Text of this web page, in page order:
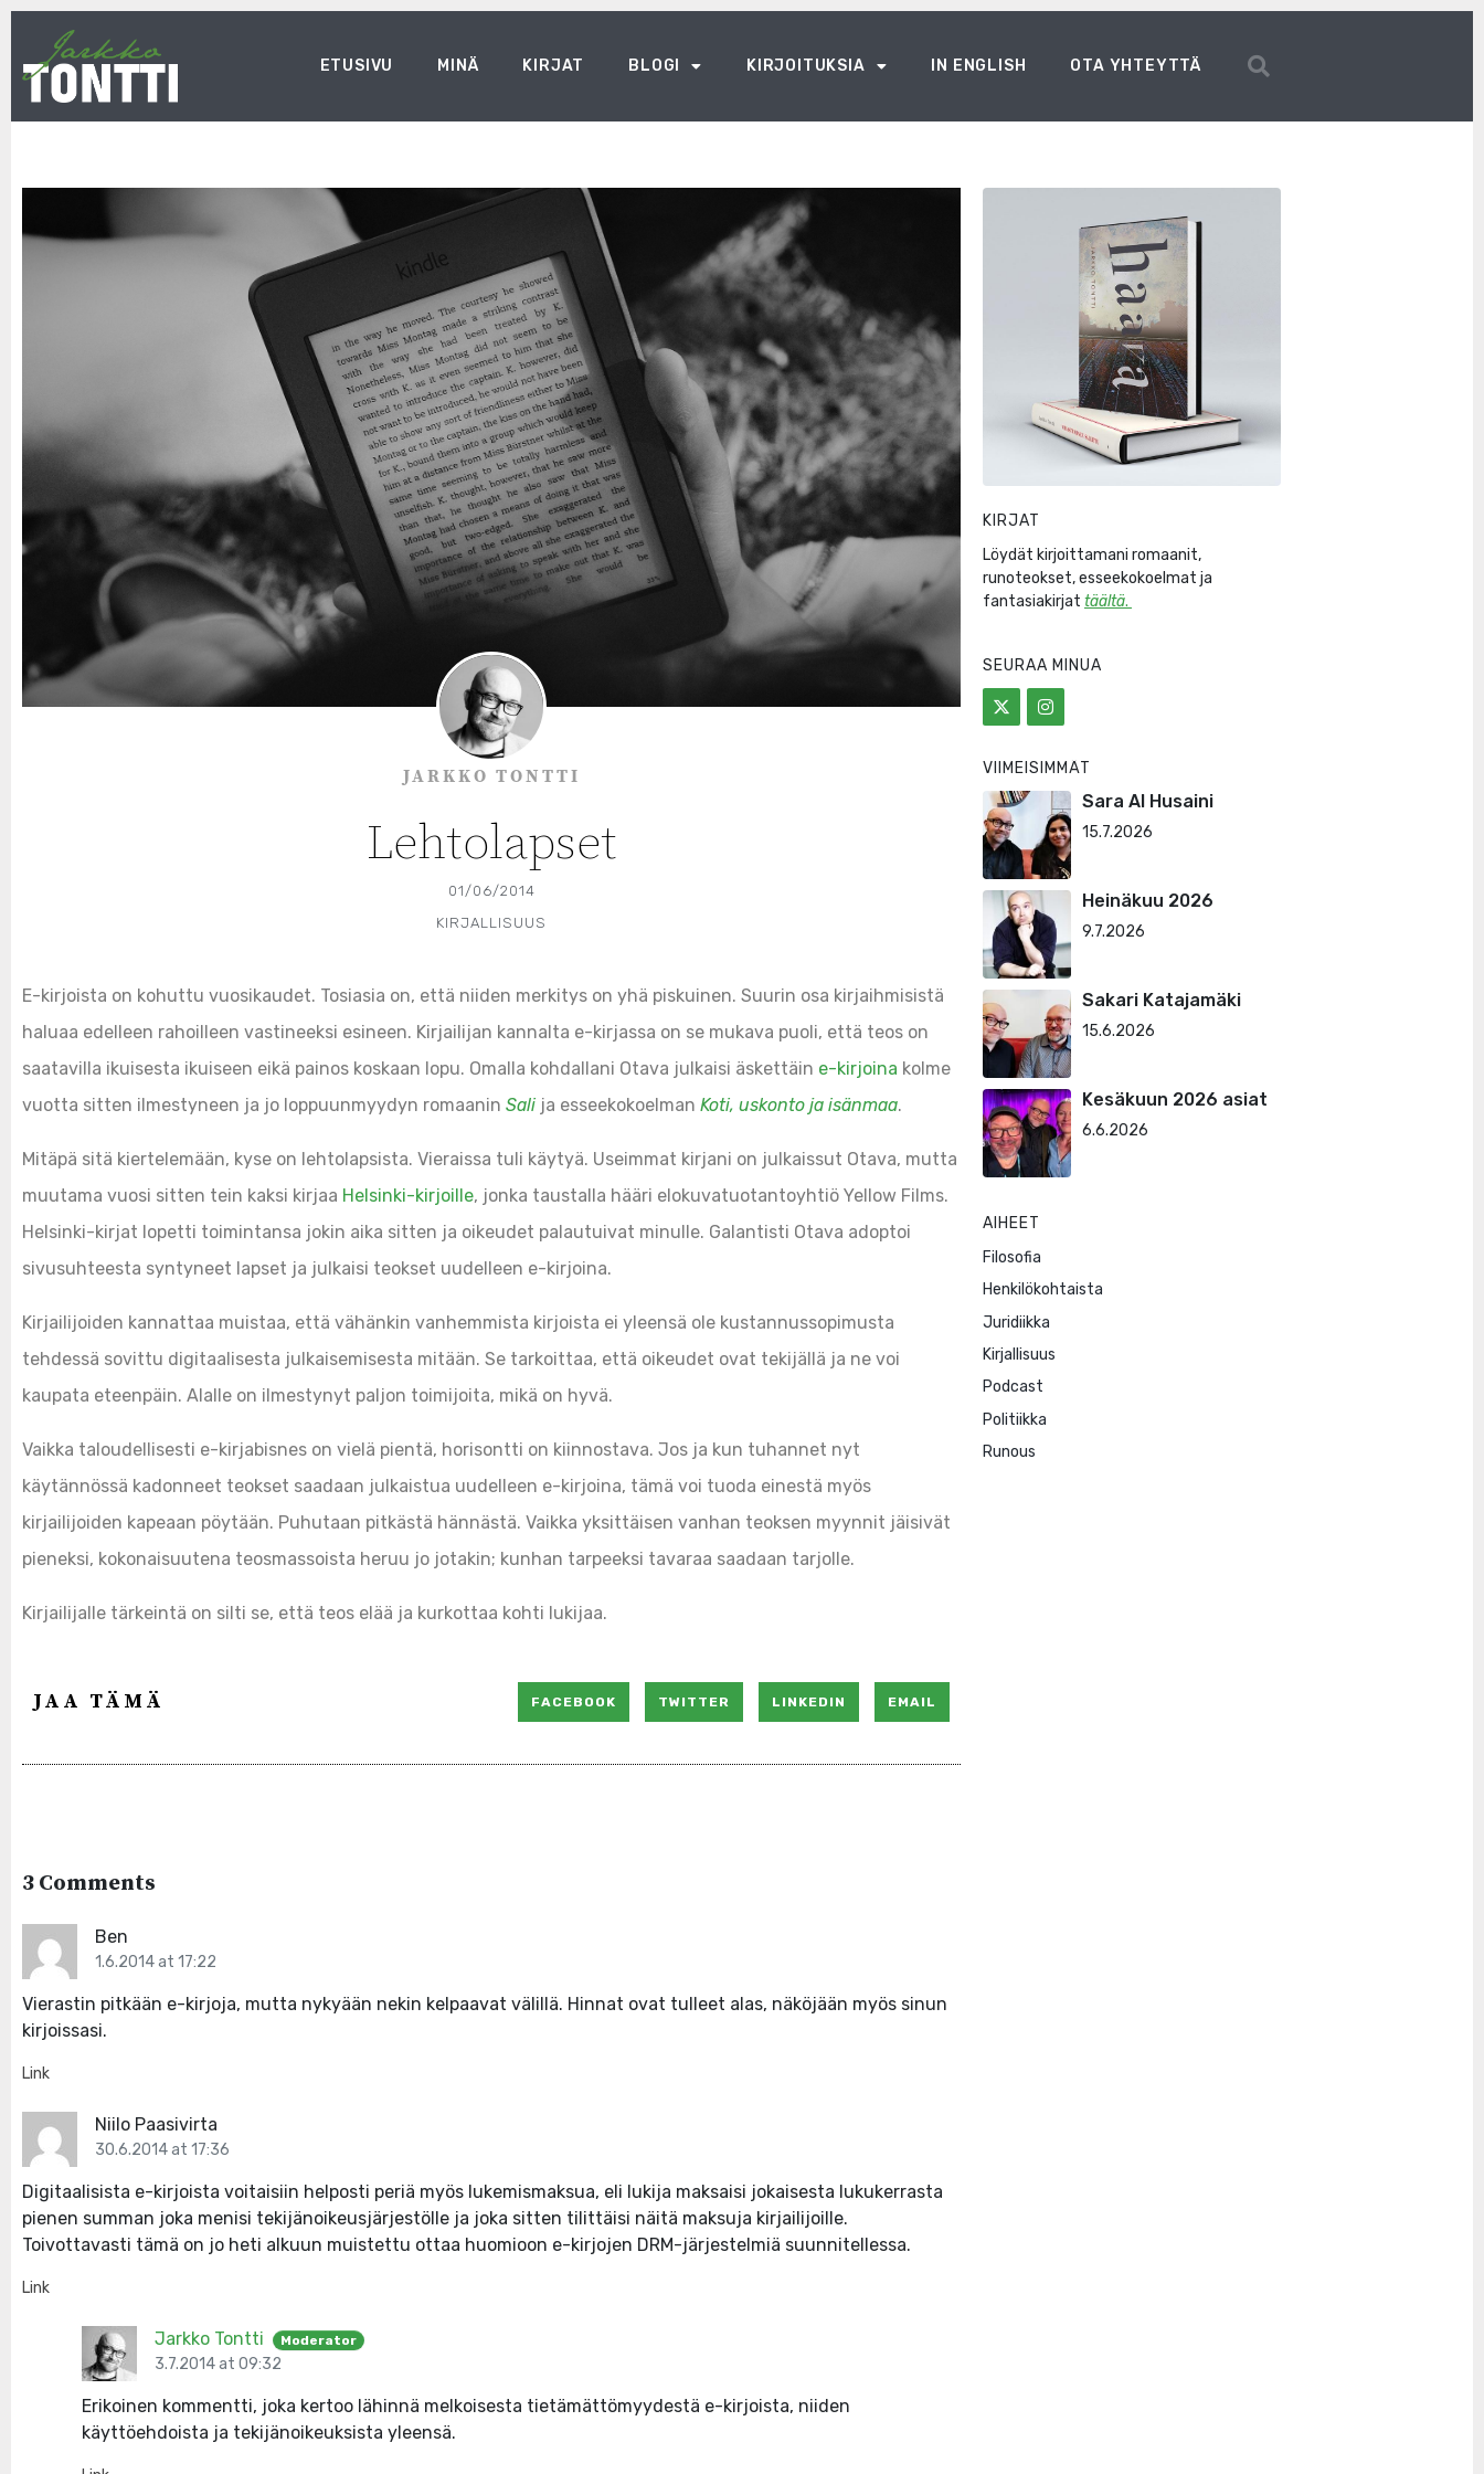
ETUSIVU MINÄ KIRJAT BLOGI KIRJOITUKSIA IN ENGLISH OTA YHTEYTTÄ
JARKKO TONTTI
Lehtolapset
01/06/2014
KIRJALLISUUS
E-kirjoista on kohuttu vuosikaudet. Tosiasia on, että niiden merkitys on yhä piskuinen. Suurin osa kirjaihmisistä
haluaa edelleen rahoilleen vastineeksi esineen. Kirjailijan kannalta e-kirjassa on se mukava puoli, että teos on
saatavilla ikuisesta ikuiseen eikä painos koskaan lopu. Omalla kohdallani Otava julkaisi äskettäin e-kirjoina kolme
vuotta sitten ilmestyneen ja jo loppuunmyydyn romaanin Sali ja esseekokoelman Koti, uskonto ja isänmaa.
Mitäpä sitä kiertelemään, kyse on lehtolapsista. Vieraissa tuli käytyä. Useimmat kirjani on julkaissut Otava, mutta
muutama vuosi sitten tein kaksi kirjaa Helsinki-kirjoille, jonka taustalla hääri elokuvatuotantoyhtiö Yellow Films.
Helsinki-kirjat lopetti toimintansa jokin aika sitten ja oikeudet palautuivat minulle. Galantisti Otava adoptoi
sivusuhteesta syntyneet lapset ja julkaisi teokset uudelleen e-kirjoina.
Kirjailijoiden kannattaa muistaa, että vähänkin vanhemmista kirjoista ei yleensä ole kustannussopimusta
tehdessä sovittu digitaalisesta julkaisemisesta mitään. Se tarkoittaa, että oikeudet ovat tekijällä ja ne voi
kaupata eteenpäin. Alalle on ilmestynyt paljon toimijoita, mikä on hyvä.
Vaikka taloudellisesti e-kirjabisnes on vielä pientä, horisontti on kiinnostava. Jos ja kun tuhannet nyt
käytännössä kadonneet teokset saadaan julkaistua uudelleen e-kirjoina, tämä voi tuoda einestä myös
kirjailijoiden kapeaan pöytään. Puhutaan pitkästä hännästä. Vaikka yksittäisen vanhan teoksen myynnit jäisivät
pieneksi, kokonaisuutena teosmassoista heruu jo jotakin; kunhan tarpeeksi tavaraa saadaan tarjolle.
Kirjailijalle tärkeintä on silti se, että teos elää ja kurkottaa kohti lukijaa.
JAA TÄMÄ FACEBOOK TWITTER LINKEDIN EMAIL
3 Comments
Ben
1.6.2014 at 17:22
Vierastin pitkään e-kirjoja, mutta nykyään nekin kelpaavat välillä. Hinnat ovat tulleet alas, näköjään myös sinun
kirjoissasi.
Link
Niilo Paasivirta
30.6.2014 at 17:36
Digitaalisista e-kirjoista voitaisiin helposti periä myös lukemismaksua, eli lukija maksaisi jokaisesta lukukerrasta
pienen summan joka menisi tekijänoikeusjärjestölle ja joka sitten tilittäisi näitä maksuja kirjailijoille.
Toivottavasti tämä on jo heti alkuun muistettu ottaa huomioon e-kirjojen DRM-järjestelmiä suunnitellessa.
Link
Jarkko Tontti Moderator
3.7.2014 at 09:32
Erikoinen kommentti, joka kertoo lähinnä melkoisesta tietämättömyydestä e-kirjoista, niiden
käyttöehdoista ja tekijänoikeuksista yleensä.
KIRJAT
Löydät kirjoittamani romaanit,
runoteokset, esseekokoelmat ja
fantasiakirjat täältä.
SEURAA MINUA
VIIMEISIMMÄT
Sara Al Husaini
15.7.2026
Heinäkuu 2026
9.7.2026
Sakari Katajamäki
15.6.2026
Kesäkuun 2026 asiat
6.6.2026
AIHEET
Filosofia
Henkilökohtaista
Juridiikka
Kirjallisuus
Podcast
Politiikka
Runous